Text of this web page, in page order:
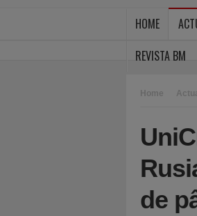
HOME
REVISTA BM
Home
de